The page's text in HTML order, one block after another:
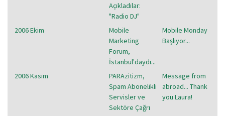
Açıkladılar:
"Radio DJ"
2006 Ekim
Mobile
Marketing
Forum,
İstanbul'daydı...
Mobile Monday
Başlıyor...
2006 Kasım
PARAzitizm,
Spam Abonelikli
Servisler ve
Sektöre Çağrı
Message from
abroad... Thank
you Laura!